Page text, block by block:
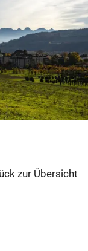
zur Übersicht